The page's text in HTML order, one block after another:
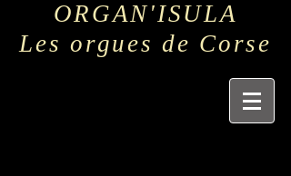
ORGAN'ISULA
Les orgues de Corse